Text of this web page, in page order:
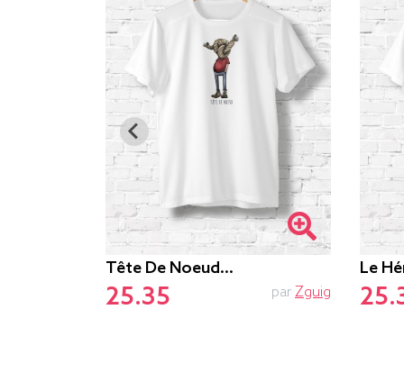
Tête De Noeud…
25.35 par Zguig
Le